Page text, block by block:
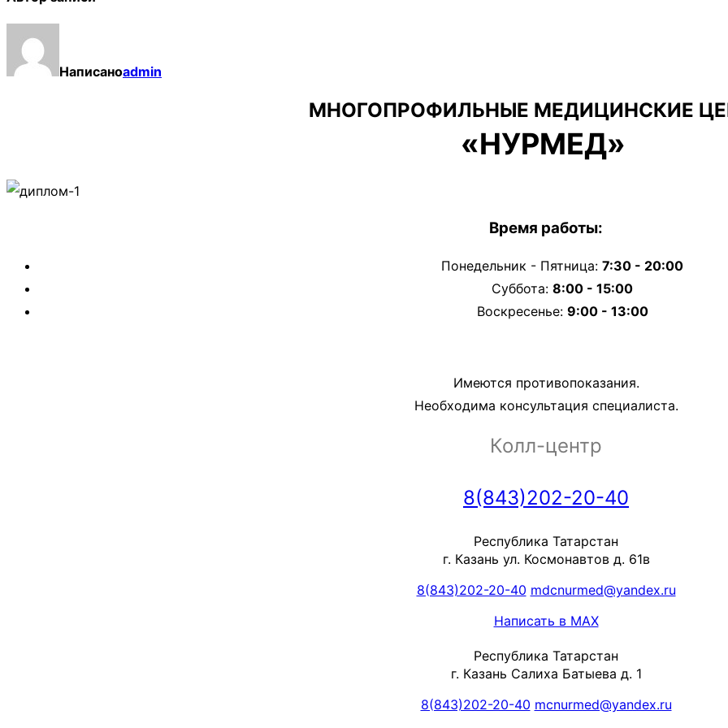
Написаноadmin
МНОГОПРОФИЛЬНЫЕ МЕДИЦИНСКИЕ
«НУРМЕД»
Время работы:
Понедельник - Пятница: 7:30 - 20:00
Суббота: 8:00 - 15:00
Воскресенье: 9:00 - 13:00
Имеются противопоказания.
Необходима консультация специалиста.
Колл-центр
8(843)202-20-40
Республика Татарстан
г. Казань ул. Космонавтов д. 61в
8(843)202-20-40 mdcnurmed@yandex.ru
Написать в MAX
Республика Татарстан
г. Казань Салиха Батыева д. 1
8(843)202-20-40 mcnurmed@yandex.ru